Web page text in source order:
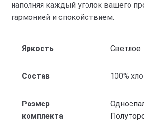
наполняя каждый уголок вашего
гармонией и спокойствием.
Яркость Светлое
Состав 100%
Размер
комплекта